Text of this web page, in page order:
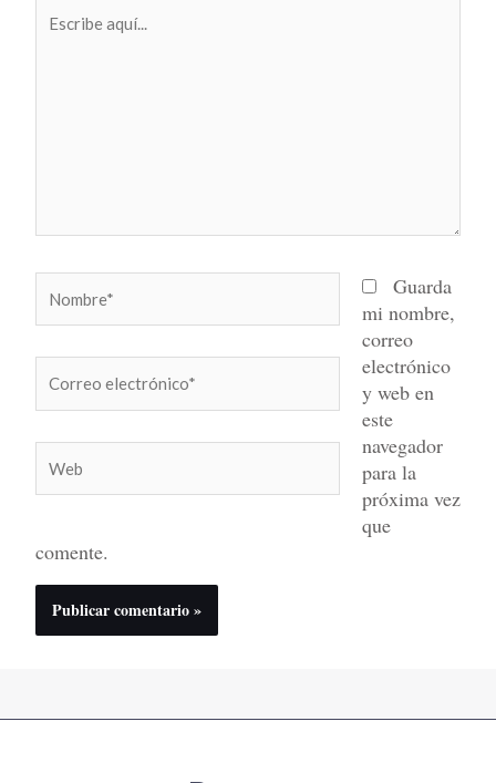
aquí...
electrónico*
Guarda
mi nombre,
correo
electrónico
y web en
este
navegador
para la
próxima vez
que
comente.